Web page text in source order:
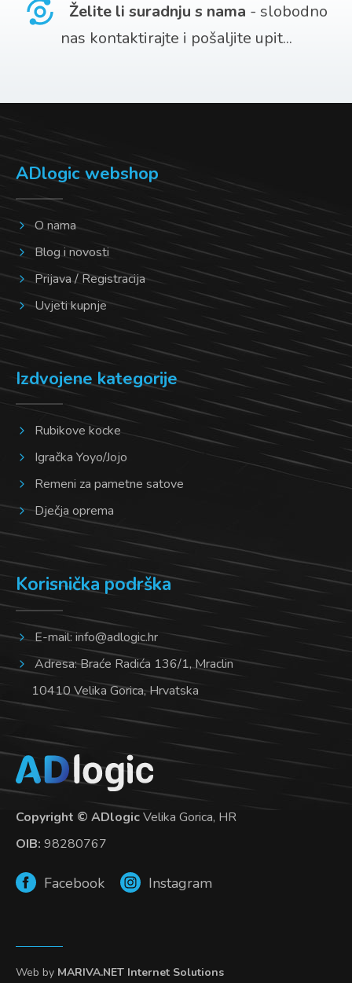
Želite li suradnju s nama - slobodno
nas kontaktirajte i pošaljite upit...
ADlogic webshop
O nama
Blog i novosti
Prijava / Registracija
Uvjeti kupnje
Izdvojene kategorije
Rubikove kocke
Igračka Yoyo/Jojo
Remeni za pametne satove
Dječja oprema
Korisnička podrška
E-mail:info@adlogic.hr
Adresa: Braće Radića 136/1, Mraclin
10410 Velika Gorica, Hrvatska
Copyright © ADlogicVelika Gorica, HR
OIB: 98280767
Facebook Instagram
Web by MARIVA.NET Internet Solutions